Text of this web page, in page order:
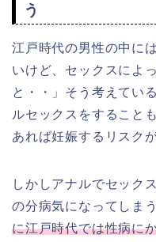
う
江戸時代の男性の中に
いけど、セックスによ
と・・」そう考えてい
ルセックスをすること
あれば妊娠するリスク
しかしアナルでセック
の分病気になってしま
に江戸時代では性病に